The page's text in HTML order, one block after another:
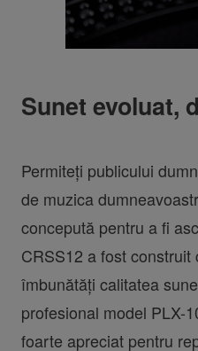
Sunet evoluat,
Permiteți publicului
de muzica
concepută pentru a fi
CRSS12 a fost
îmbunătăți calitatea
profesional model PLX-
foarte apreciat pentru